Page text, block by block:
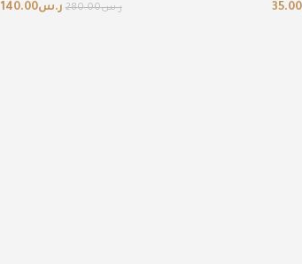
35.00 ر.س280.00 ر.س140.00